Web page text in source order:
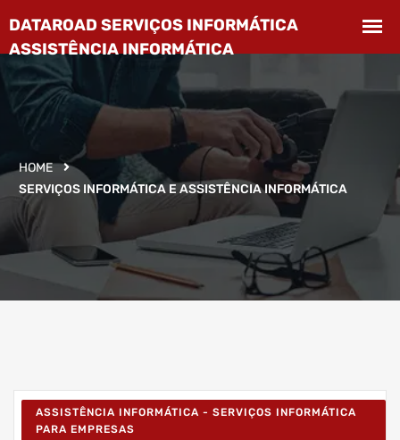
HOME
SERVIÇOS INFORMÁTICA E ASSISTÊNCIA INFORMÁTICA
ASSISTÊNCIA INFORMÁTICA - SERVIÇOS INFORMÁTICA
PARA EMPRESAS